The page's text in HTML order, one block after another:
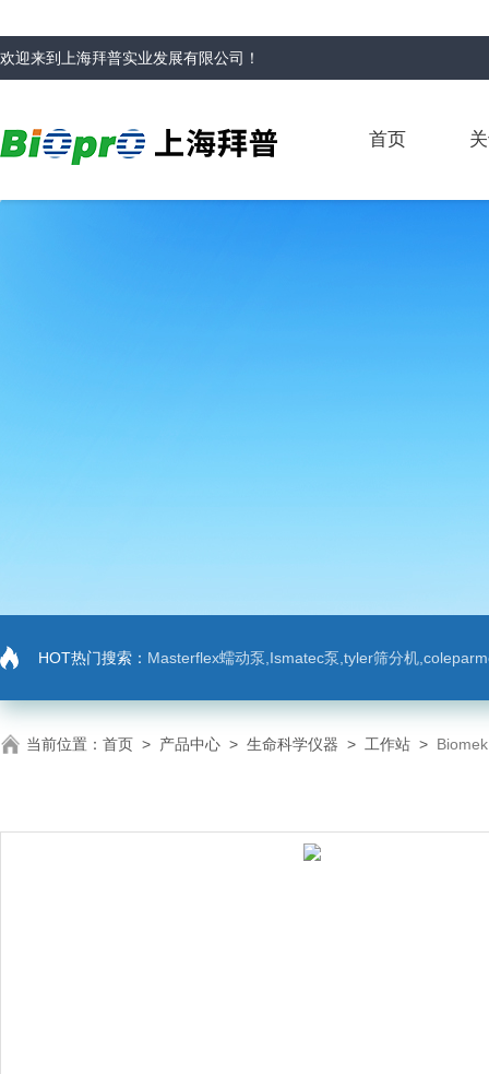
欢迎来到 上海拜普实业发展有限公司 ！
首页
HOT热门搜索： Masterflex蠕动泵,Ismatec泵,tyler筛分机,coleparmer,注射
当前位置： 首页 > 产品中心 > 生命科学仪器 > 工作站 >